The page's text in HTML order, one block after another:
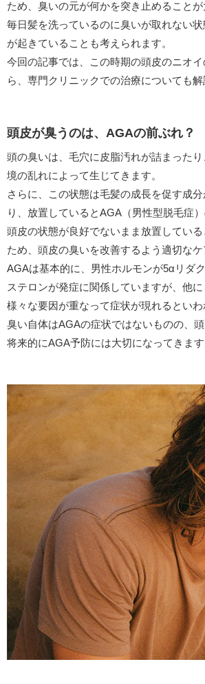
ため、臭いの元が何かを突き止めることが
毎日髪を洗っているのに臭いが取れない
が起きていることも考えられます。
今回の記事では、この時期の頭皮のニオ
ら、専門クリニックでの治療についても解
頭皮が臭うのは、AGAの前ぶれ？
頭の臭いは、毛穴に皮脂汚れが詰まった
境の乱れによって生じてきます。
さらに、この状態は毛髪の成長を促す成
り、放置しているとAGA（男性型脱毛症
頭皮の状態が良好でないまま放置してい
ため、頭皮の臭いを改善するよう適切なケ
AGAは基本的に、男性ホルモンが5αリダ
ステロンが発症に関係していますが、他
様々な要因が重なって症状が現れるといわ
臭い自体はAGAの症状ではないものの、
将来的にAGA予防には大切になってきます